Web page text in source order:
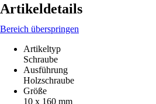
Artikeldetails
Bereich überspringen
Artikeltyp
Schraube
Ausführung
Holzschraube
Größe
10 x 160 mm